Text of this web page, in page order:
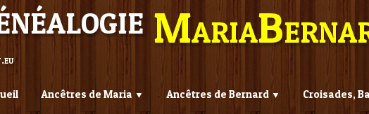
Ancêtres de Maria ▼ Ancêtres de Bernard ▼ Croisades,